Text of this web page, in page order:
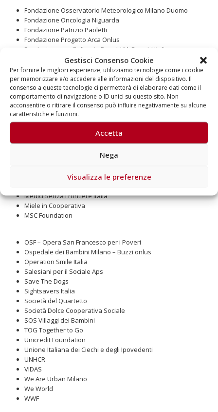
Gestisci Consenso Cookie
Per fornire le migliori esperienze, utilizziamo tecnologie come i cookie
per memorizzare e/o accedere alle informazioni del dispositivo. Il
consenso a queste tecnologie ci permetterà di elaborare dati come il
comportamento di navigazione o ID unici su questo sito. Non
acconsentire o ritirare il consenso può influire negativamente su alcune
caratteristiche e funzioni.
Accetta
Nega
Visualizza le preferenze
Fondazione Osservatorio Meteorologico Milano Duomo
Fondazione Oncologia Niguarda
Fondazione Patrizio Paoletti
Fondazione Progetto Arca Onlus
Fondazione per l’Infanzia Ronald McDonald Italia
Fondazione Rotary Club Milano
Fondazione Santo Versace
Fondazione Somaschi
Fondazione IRCCS Ca’ Granda – Ospedale Maggiore Policlinico
Fondazione Umberto Veronesi
Gruppo di Volontariato Vincenziano
Help Olly
Impresa Sociale Con i Bambini
Istituto Per La Ricerca Sociale Coop. Soc.
Medici Senza Frontiere Italia
Miele in Cooperativa
MSC Foundation
OSF – Opera San Francesco per i Poveri
Ospedale dei Bambini Milano – Buzzi onlus
Operation Smile Italia
Salesiani per il Sociale Aps
Save The Dogs
Sightsavers Italia
Società del Quartetto
Società Dolce Cooperativa Sociale
SOS Villaggi dei Bambini
TOG Together to Go
Unicredit Foundation
Unione Italiana dei Ciechi e degli Ipovedenti
UNHCR
VIDAS
We Are Urban Milano
We World
WWF